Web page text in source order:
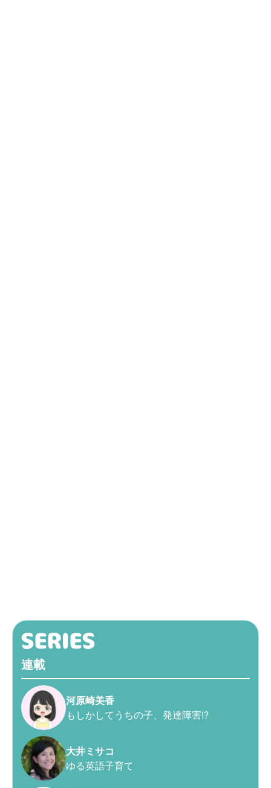
連載
河原崎美香
もしかしてうちの子、発達障害!?
大井ミサコ
ゆる英語子育て